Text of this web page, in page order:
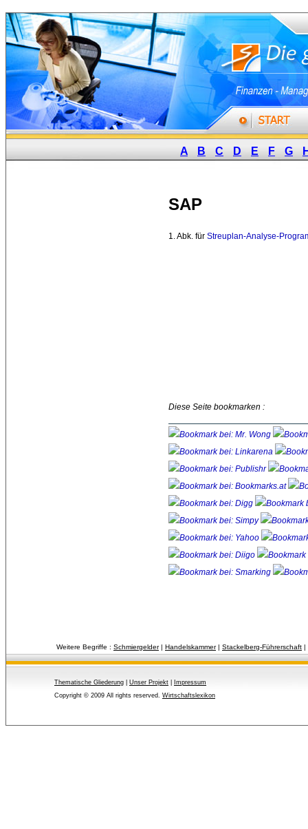
A B C D E F G
SAP
1. Abk. für Streuplan-Analyse-
Diese Seite bookmarken :
Weitere Begriffe : Schmiergelder| Handelskammer| Stackelberg-Führerschaft |
Thematische Gliederung Unser Projekt
Impressum
Copyright © 2009 All rights reserved. Wirtschaftslexikon